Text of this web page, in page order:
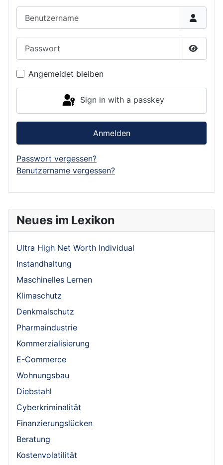
Neues im Lexikon
Ultra High Net Worth Individual
Instandhaltung
Maschinelles Lernen
Klimaschutz
Denkmalschutz
Pharmaindustrie
Kommerzialisierung
E-Commerce
Wohnungsbau
Diebstahl
Cyberkriminalität
Finanzierungslücken
Beratung
Kostenvolatilität
Show
Angemeldet bleiben
Sign in with a passkey
Anmelden
Passwort vergessen?
Benutzername vergessen?